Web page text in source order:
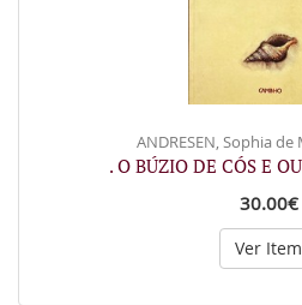
ANDRESEN, Sophia
. O BÚZIO DE CÓS E
30.00€
Ver Item